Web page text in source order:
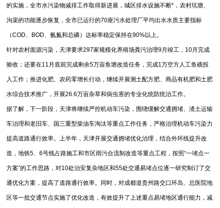
的实施，全市水污染物减排工作取得新进展，城区排水设施不断*，农村坑塘、
沟渠的功能逐步恢复，全市已运行的70座污水处理厂平均出水水质主要指标
（COD、BOD、氨氮和总磷）达标率稳定保持在90%以上。
针对农村面源污染，天津要求297家规模化养殖场粪污治理9月竣工，10月完成
验收；还要在11月底前完成剩余5万亩鱼塘改造任务，完成1万空方人工鱼礁投
入工作；推进化肥、农药零增长行动，继续开展测土配方肥、商品有机肥和土肥
水综合技术推广，开展26.6万亩杂草和病虫害的专业化统防统治工作。
据了解，下一阶段，天津将继续严控机动车污染，围绕缓解交通拥堵、渣土运输
车治理和老旧车、国三重型柴油车淘汰等重点工作任务，严格治理机动车污染力
提高道路通行效率。上半年，天津开展交通拥堵优化治理，结合外环线提升改
造，地铁5、6号线占路施工和市区雨污合流制改造等重点工程，按照“一堵点一
方案”的工作思路，对10处治安复杂地区和55处交通易堵点位逐一研究制订了交
通优化方案，提高了道路通行效率。同时，对成都道贵州路交口环岛、总医院地
区等一批交通节点实施了优化改造，有效提升了上述重点易堵地区通行能力，减